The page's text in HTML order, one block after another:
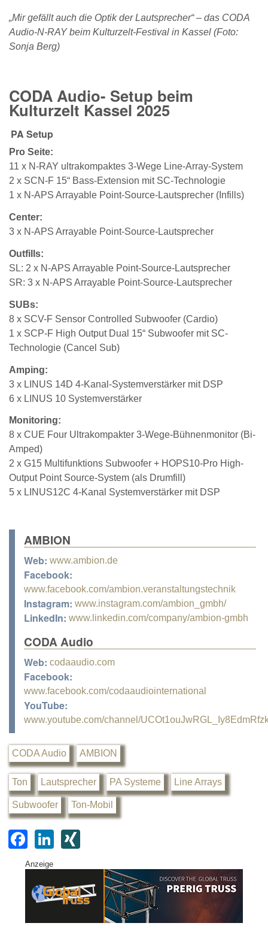
„Mir gefällt auch die Optik der Lautsprecher“ – das CODA
Audio-N-RAY beim Kulturzelt-Festival in Kassel (Foto:
Sonja Berg)
CODA Audio- Setup beim
Kulturzelt Kassel 2025
PA Setup
Pro Seite:
11 x N-RAY ultrakompaktes 3-Wege Line-Array-System
2 x SCN-F 15“ Bass-Extension mit SC-Technologie
1 x N-APS Arrayable Point-Source-Lautsprecher (Infills)
Center:
3 x N-APS Arrayable Point-Source-Lautsprecher
Outfills:
SL: 2 x N-APS Arrayable Point-Source-Lautsprecher
SR: 3 x N-APS Arrayable Point-Source-Lautsprecher
SUBs:
8 x SCV-F Sensor Controlled Subwoofer (Cardio)
1 x SCP-F High Output Dual 15“ Subwoofer mit SC-
Technologie (Cancel Sub)
Amping:
3 x LINUS 14D 4-Kanal-Systemverstärker mit DSP
6 x LINUS 10 Systemverstärker
Monitoring:
8 x CUE Four Ultrakompakter 3-Wege-Bühnenmonitor (Bi-
Amped)
2 x G15 Multifunktions Subwoofer + HOPS10-Pro High-
Output Point Source-System (als Drumfill)
5 x LINUS12C 4-Kanal Systemverstärker mit DSP
AMBION
Web: www.ambion.de
Facebook:
www.facebook.com/ambion.veranstaltungstechnik
Instagram: www.instagram.com/ambion_gmbh/
LinkedIn: www.linkedin.com/company/ambion-gmbh
CODA Audio
Web: codaaudio.com
Facebook:
www.facebook.com/codaaudiointernational
YouTube:
www.youtube.com/channel/
CODA Audio AMBION
Ton Lautsprecher PA Systeme Line Arrays
Subwoofer Ton-Mobil
F
a
c
e
Li
k
e
G
Anzeige